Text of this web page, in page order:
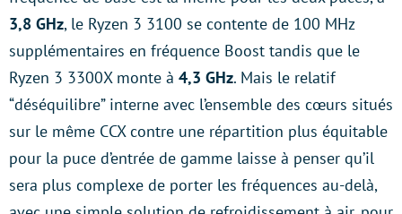
3,8 GHz, le Ryzen 3 3100 se contente de 100 MHz
supplémentaires en fréquence Boost tandis que le
Ryzen 3 3300X monte à 4,3 GHz. Mais le relatif
“déséquilibre” interne avec l’ensemble des cœurs situés
sur le même CCX contre une répartition plus équitable
pour la puce d’entrée de gamme laisse à penser qu’il
sera plus complexe de porter les fréquences au-delà,